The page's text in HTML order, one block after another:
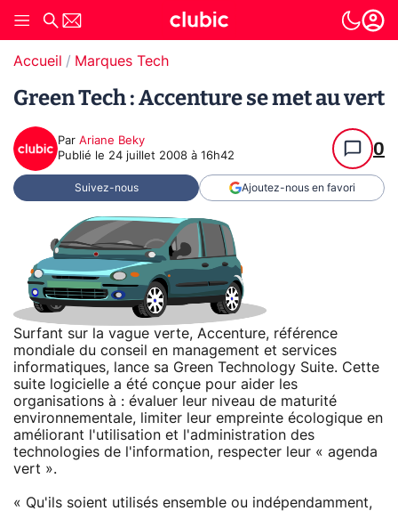
Accueil Marques Tech
Green Tech : Accenture se met au vert
Par Ariane Beky
Publié le 24 juillet 2008 à 16h42 0
Suivez-nous Ajoutez-nous en favori
Surfant sur la vague verte, Accenture, référence
mondiale du conseil en management et services
informatiques, lance sa Green Technology Suite. Cette
suite logicielle a été conçue pour aider les
organisations à : évaluer leur niveau de maturité
environnementale, limiter leur empreinte écologique en
améliorant l'utilisation et l'administration des
technologies de l'information, respecter leur « agenda
vert ».
« Qu'ils soient utilisés ensemble ou indépendamment,